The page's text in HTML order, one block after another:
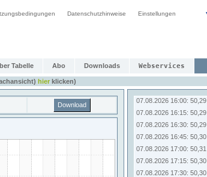
Datenschutzhinweise Einstellungen
Tabelle Abo Downloads Webservices
hierklicken)
Download
07.08.2026 14:15: 50,30
07.08.2026 15:15: 50,29
07.08.2026 15:30: 50,29
07.08.2026 15:45: 50,31
07.08.2026 16:00: 50,29
07.08.2026 16:15: 50,29
07.08.2026 16:30: 50,29
07.08.2026 16:45: 50,30
07.08.2026 17:00: 50,31
07.08.2026 17:15: 50,30
07.08.2026 17:30: 50,30